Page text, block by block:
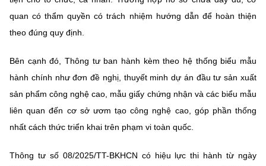
quan có thẩm quyền có trách nhiệm hướng dẫn để hoàn thiện
theo đúng quy định.
Bên cạnh đó, Thông tư ban hành kèm theo hệ thống biểu mẫu
hành chính như đơn đề nghị, thuyết minh dự án đầu tư sản xuất
sản phẩm công nghệ cao, mẫu giấy chứng nhận và các biểu mẫu
liên quan đến cơ sở ươm tạo công nghệ cao, góp phần thống
nhất cách thức triển khai trên phạm vi toàn quốc.
Thông tư số 08/2025/TT-BKHCN có hiệu lực thi hành từ ngày